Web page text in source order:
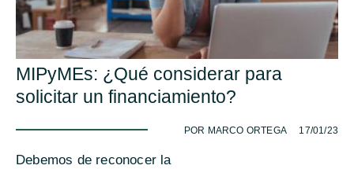
MIPyMEs: ¿Qué considerar para
solicitar un financiamiento?
- POR MARCO ORTEGA 17/01/23
Debemos de reconocer la